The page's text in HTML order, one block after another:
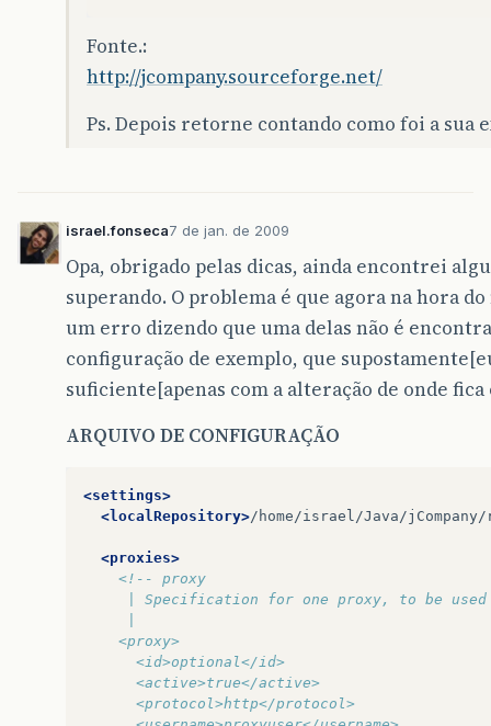
Fonte.:
http://jcompany.sourceforge.net/
Ps. Depois retorne contando como foi a sua
israel.fonseca7 de jan. de 2009
Opa, obrigado pelas dicas, ainda encontrei
superando. O problema é que agora na hora
um erro dizendo que uma delas não é
configuração de exemplo, que
suficiente[apenas com a alteração de onde
ARQUIVO DE CONFIGURAÇÃO
<settings>
<localRepository>/home/israel/Java/
<proxies>
<!-- proxy
| Specification for one proxy, to be
    <proxy>
      <id>optional</id>
      <active>true</active>
      <protocol>http</protocol>